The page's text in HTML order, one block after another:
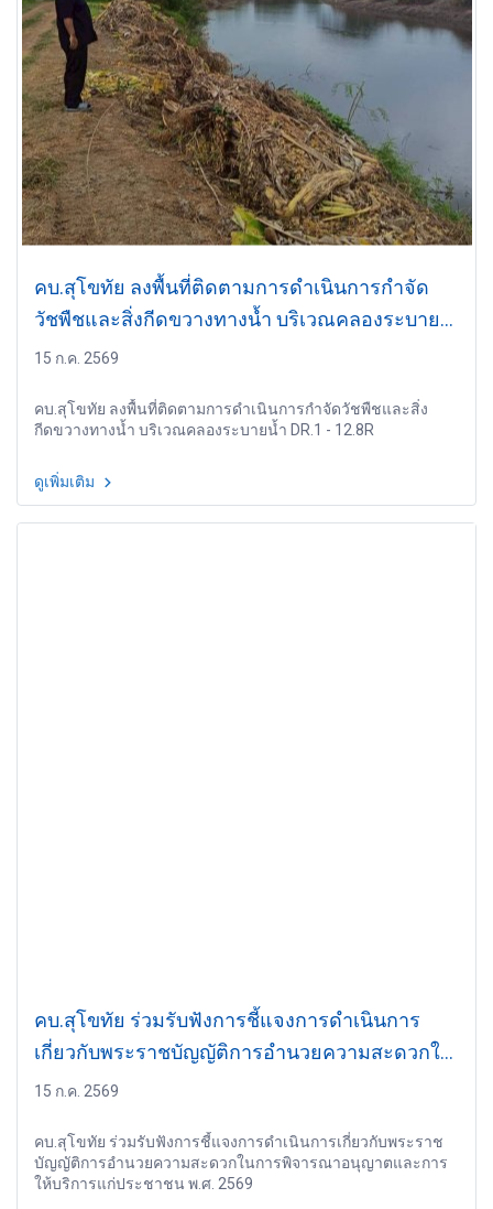
คบ.สุโขทัย ลงพื้นที่ติดตามการดำเนินการกำจัด
วัชพืชและสิ่งกีดขวางทางน้ำ บริเวณคลองระบาย
น้ำ DR.1 - 12.8R
15 ก.ค. 2569
คบ.สุโขทัย ลงพื้นที่ติดตามการดำเนินการกำจัดวัชพืชและสิ่ง
กีดขวางทางน้ำ บริเวณคลองระบายน้ำ DR.1 - 12.8R
ดูเพิ่มเติม
คบ.สุโขทัย ร่วมรับฟังการชี้แจงการดำเนินการ
เกี่ยวกับพระราชบัญญัติการอำนวยความสะดวกใน
การพิจารณาอนุญาตและการให้บริการแก่
15 ก.ค. 2569
คบ.สุโขทัย ร่วมรับฟังการชี้แจงการดำเนินการเกี่ยวกับพระราช
บัญญัติการอำนวยความสะดวกในการพิจารณาอนุญาตและการ
ให้บริการแก่ประชาชน พ.ศ. 2569